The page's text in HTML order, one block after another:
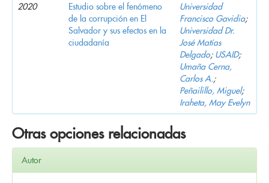
2020
Estudio sobre el fenómeno
de la corrupción en El
Salvador y sus efectos en la
ciudadanía
Universidad
Francisco Gavidia;
Universidad Dr.
José Matías
Delgado; USAID;
Umaña Cerna,
Carlos A.;
Peñailillo, Miguel;
Iraheta, May Evelyn
Otras opciones relacionadas
Autor